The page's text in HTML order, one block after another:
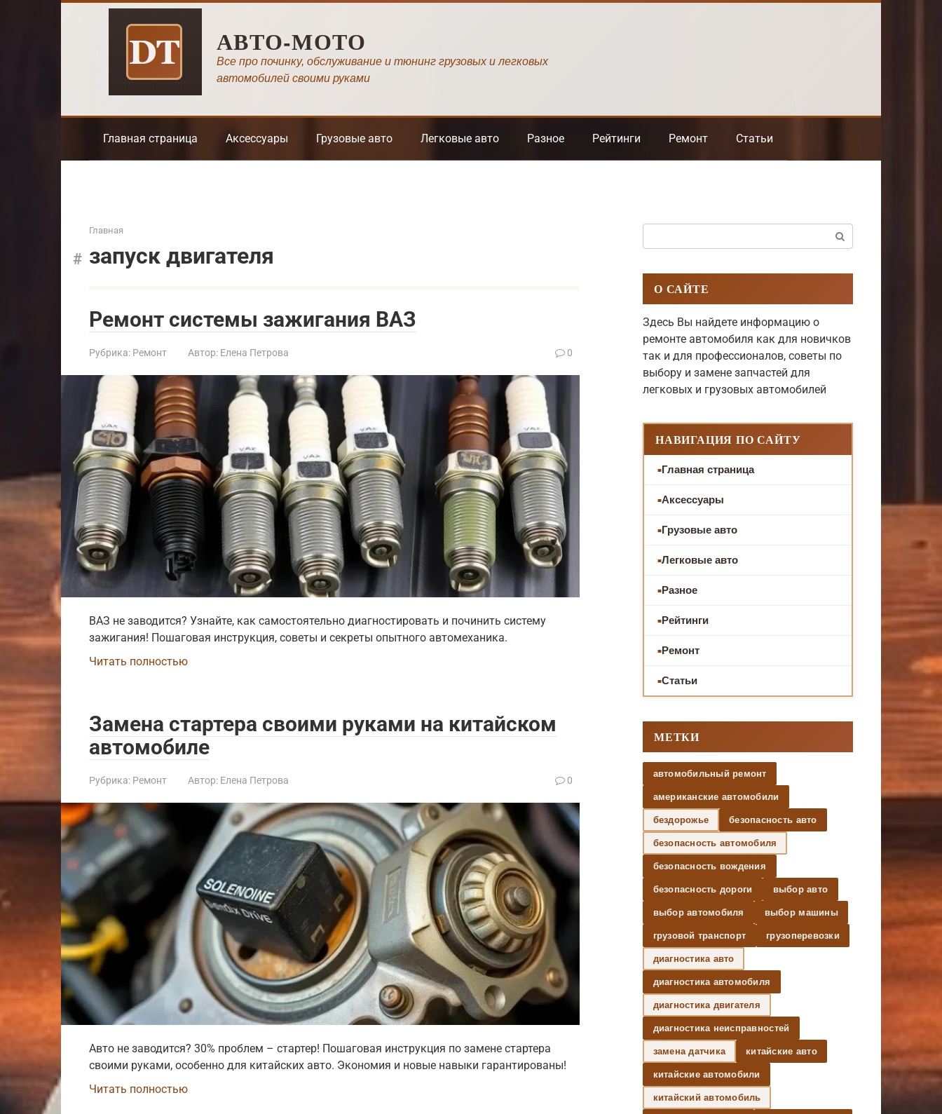
АВТО-МОТО
Все про починку, обслуживание и тюнинг грузовых и легковых
автомобилей своими руками
Главная страница Аксессуары Грузовые авто Легковые авто Разное Рейтинги Ремонт Статьи
Главная
запуск двигателя
Ремонт системы зажигания ВАЗ
Рубрика: Ремонт Автор: Елена Петрова 0
ВАЗ не заводится? Узнайте, как самостоятельно диагностировать и починить систему
зажигания! Пошаговая инструкция, советы и секреты опытного автомеханика.
Читать полностью
Замена стартера своими руками на китайском
автомобиле
Рубрика: Ремонт Автор: Елена Петрова 0
Авто не заводится? 30% проблем – стартер! Пошаговая инструкция по замене стартера
своими руками, особенно для китайских авто. Экономия и новые навыки гарантированы!
Читать полностью
О САЙТЕ
Здесь Вы найдете информацию о
ремонте автомобиля как для новичков
так и для профессионалов, советы по
выбору и замене запчастей для
легковых и грузовых автомобилей
НАВИГАЦИЯ ПО САЙТУ
Главная страница
Аксессуары
Грузовые авто
Легковые авто
Разное
Рейтинги
Ремонт
Статьи
МЕТКИ
автомобильный ремонт
американские автомобили
бездорожье безопасность авто
безопасность автомобиля
безопасность вождения
безопасность дороги выбор авто
выбор автомобиля выбор машины
грузовой транспорт грузоперевозки
диагностика авто
диагностика автомобиля
диагностика двигателя
диагностика неисправностей
замена датчика китайские авто
китайские автомобили
китайский автомобиль